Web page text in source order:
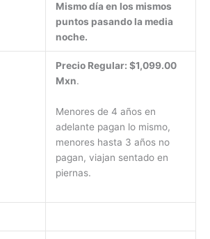
Mismo día en los mismos
puntos pasando la media
noche.
Precio Regular: $1,099.00
Mxn.
Menores de 4 años en
adelante pagan lo mismo,
menores hasta 3 años no
pagan, viajan sentado en
piernas.